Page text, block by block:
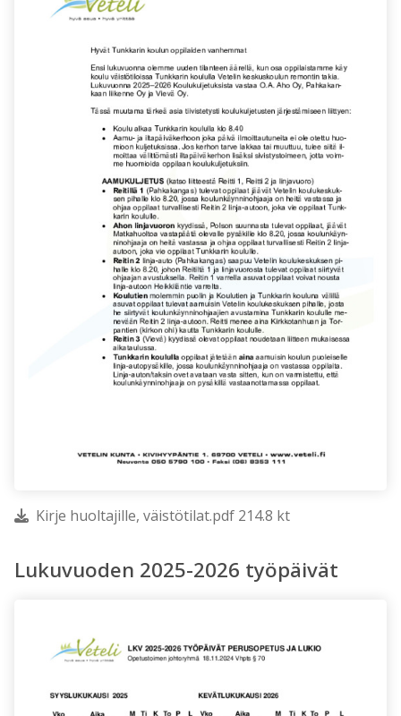
Kirje huoltajille, väistötilat.pdf 214.8 kt
Lukuvuoden 2025-2026 työpäivät